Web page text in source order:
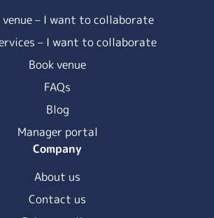
venue – I want to collaborate
– I want to collaborate
Book venue
FAQs
Blog
Manager portal
Company
About us
Contact us